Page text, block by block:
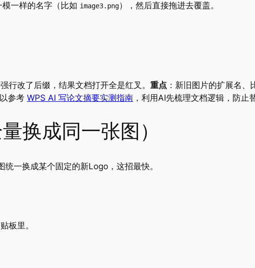
一样的名字（比如 image3.png），然后直接拖进去覆盖。
行改了后缀，结果文档打开全是红叉。 重点 ：新旧图片的扩展名
参考 WPS AI 写论文摘要实测指南 ，利用AI先梳理文档逻辑，防止
换成同一张图）
一换成某个固定的新Logo，这招最快。
板里。